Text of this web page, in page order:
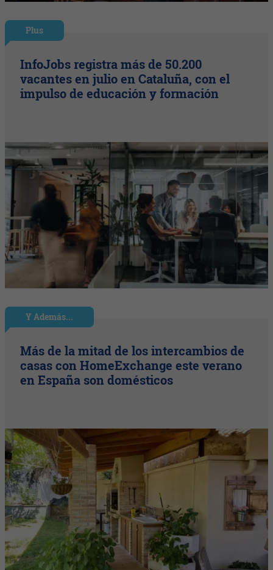
Plus
InfoJobs registra más de 50.200
vacantes en julio en Cataluña, con el
impulso de educación y formación
Y Además...
Más de la mitad de los intercambios de
casas con HomeExchange este verano
en España son domésticos